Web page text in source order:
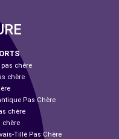
pas chère
chère
Pas Chère
chère
chère
Tillé Pas Chère